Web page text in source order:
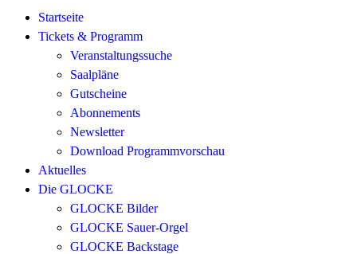
Startseite
Tickets & Programm
Veranstaltungssuche
Saalpläne
Gutscheine
Abonnements
Newsletter
Download Programmvorschau
Aktuelles
Die GLOCKE
GLOCKE Bilder
GLOCKE Sauer-Orgel
GLOCKE Backstage